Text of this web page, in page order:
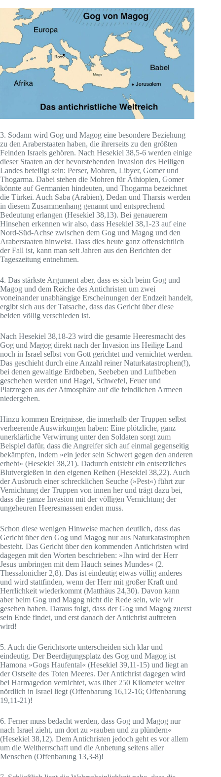
3. Sodann wird Gog und Magog eine besondere Beziehung
zu den Araberstaaten haben, die ihrerseits zu den größten
Feinden Israels gehören. Nach Hesekiel 38,5-6 werden einige
dieser Staaten an der bevorstehenden Invasion des Heiligen
Landes beteiligt sein: Perser, Mohren, Libyer, Gomer und
Thogarma. Dabei stehen die Mohren für Äthiopien, Gomer
könnte auf Germanien hindeuten, und Thogarma bezeichnet
die Türkei. Auch Saba (Arabien), Dedan und Tharsis werden
in diesem Zusammenhang genannt und entsprechend
Bedeutung erlangen (Hesekiel 38,13). Bei genauerem
Hinsehen erkennen wir also, dass Hesekiel 38,1-23 auf eine
Nord-Süd-Achse zwischen dem Gog und Magog und den
Araberstaaten hinweist. Dass dies heute ganz offensichtlich
der Fall ist, kann man seit Jahren aus den Berichten der
Tageszeitung entnehmen.
4. Das stärkste Argument aber, dass es sich beim Gog und
Magog und dem Reiche des Antichristen um zwei
voneinander unabhängige Erscheinungen der Endzeit handelt,
ergibt sich aus der Tatsache, dass das Gericht über diese
beiden völlig verschieden ist.
Nach Hesekiel 38,18-23 wird die gesamte Heeresmacht des
Gog und Magog direkt nach der Invasion ins Heilige Land
noch in Israel selbst von Gott gerichtet und vernichtet werden.
Das geschieht durch eine Anzahl reiner Naturkatastrophen(!),
bei denen gewaltige Erdbeben, Seebeben und Luftbeben
geschehen werden und Hagel, Schwefel, Feuer und
Platzregen aus der Atmosphäre auf die feindlichen Armeen
niedergehen.
Hinzu kommen Ereignisse, die innerhalb der Truppen selbst
verheerende Auswirkungen haben: Eine plötzliche, ganz
unerklärliche Verwirrung unter den Soldaten sorgt zum
Beispiel dafür, dass die Angreifer sich auf einmal gegenseitig
bekämpfen, indem »ein jeder sein Schwert gegen den anderen
erhebt« (Hesekiel 38,21). Dadurch entsteht ein entsetzliches
Blutvergießen in den eigenen Reihen (Hesekiel 38,22). Auch
der Ausbruch einer schrecklichen Seuche (»Pest«) führt zur
Vernichtung der Truppen von innen her und trägt dazu bei,
dass die ganze Invasion mit der völligen Vernichtung der
ungeheuren Heeresmassen enden muss.
Schon diese wenigen Hinweise machen deutlich, dass das
Gericht über den Gog und Magog nur aus Naturkatastrophen
besteht. Das Gericht über den kommenden Antichristen wird
dagegen mit den Worten beschrieben: »Ihn wird der Herr
Jesus umbringen mit dem Hauch seines Mundes« (2.
Thessalonicher 2,8). Das ist eindeutig etwas völlig anderes
und wird stattfinden, wenn der Herr mit großer Kraft und
Herrlichkeit wiederkommt (Matthäus 24,30). Davon kann
aber beim Gog und Magog nicht die Rede sein, wie wir
gesehen haben. Daraus folgt, dass der Gog und Magog zuerst
sein Ende findet, und erst danach der Antichrist auftreten
wird!
5. Auch die Gerichtsorte unterscheiden sich klar und
eindeutig. Der Beerdigungsplatz des Gog und Magog ist
Hamona »Gogs Haufental« (Hesekiel 39,11-15) und liegt an
der Ostseite des Toten Meeres. Der Antichrist dagegen wird
bei Harmagedon vernichtet, was über 250 Kilometer weiter
nördlich in Israel liegt (Offenbarung 16,12-16; Offenbarung
19,11-21)!
6. Ferner muss bedacht werden, dass Gog und Magog nur
nach Israel zieht, um dort zu »rauben und zu plündern«
(Hesekiel 38,12). Dem Antichristen jedoch geht es vor allem
um die Weltherrschaft und die Anbetung seitens aller
Menschen (Offenbarung 13,3-8)!